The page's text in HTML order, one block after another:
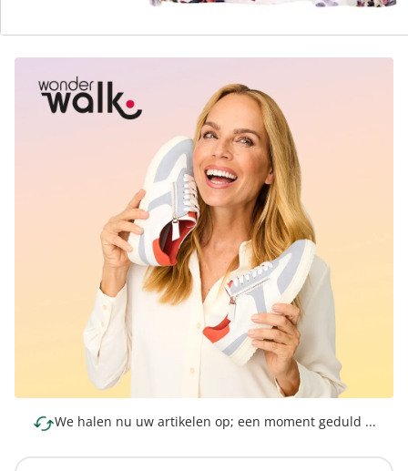
Ontdek de juiste wonderwalk schoen voor elke
We halen nu uw artikelen op; een moment geduld ...